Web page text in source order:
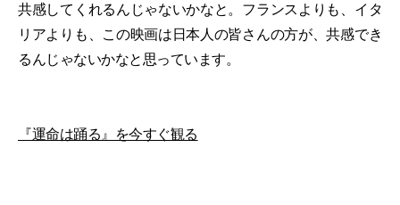
共感してくれるんじゃないかなと。フランスよりも、イタ
リアよりも、この映画は日本人の皆さんの方が、共感でき
るんじゃないかなと思っています。
『運命は踊る』を今すぐ観る